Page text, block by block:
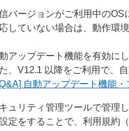
バージョンがご利用中のOS
していない場合は、動作環
アップデート機能を有効にし
、V12.1 以降をご利用で、
Q&A] 自動アップデート機能
ュリティ管理ツールで管理
定をすることで、利用規約